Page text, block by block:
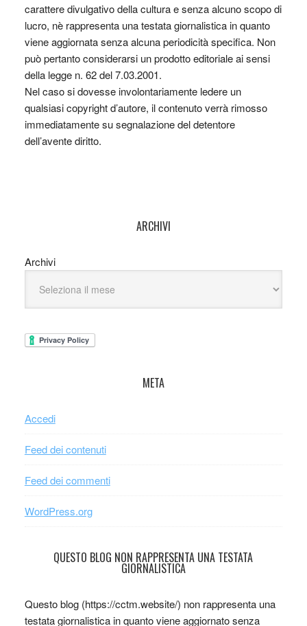
carattere divulgativo della cultura e senza alcuno scopo di
lucro, nè rappresenta una testata giornalistica in quanto
viene aggiornata senza alcuna periodicità specifica. Non
può pertanto considerarsi un prodotto editoriale ai sensi
della legge n. 62 del 7.03.2001.
Nel caso si dovesse involontariamente ledere un
qualsiasi copyright d’autore, il contenuto verrà rimosso
immediatamente su segnalazione del detentore
dell’avente diritto.
ARCHIVI
Archivi
META
Accedi
Feed dei contenuti
Feed dei commenti
WordPress.org
QUESTO BLOG NON RAPPRESENTA UNA TESTATA
GIORNALISTICA
Questo blog (https://cctm.website/) non rappresenta una
testata giornalistica in quanto viene aggiornato senza